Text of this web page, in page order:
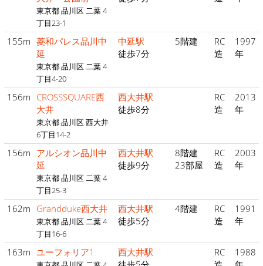
東京都 品川区 二葉 4
丁目23-1
155m 菱和パレス品川中
延
東京都 品川区 二葉 4
丁目4-20
中延駅
徒歩7分
5階建
RC
造
1997
年
156m CROSSSQUARE西
大井
東京都 品川区 西大井
6丁目14-2
西大井駅
徒歩8分
RC
造
2013
年
156m アルシオン品川中
延
東京都 品川区 二葉 4
丁目25-3
西大井駅
徒歩9分
8階建
23部屋
RC
造
2003
年
162m Grandduke西大井
東京都 品川区 二葉 4
丁目16-6
西大井駅
徒歩5分
4階建
RC
造
1991
年
163m ユーフォリア1
西大井駅
RC
1988